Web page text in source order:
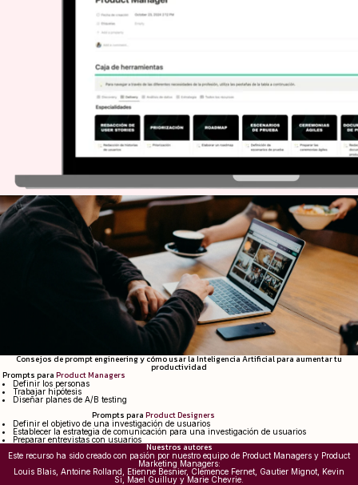
Consejos de prompt engineering y cómo usar la Inteligencia Artificial para aumentar tu
productividad
Prompts para Product Managers
Definir los personas
Trabajar hipótesis
Diseñar planes de A/B testing
Prompts para Product Designers
Definir el objetivo de una investigación de usuarios
Establecer la estrategia de comunicación para una investigación de usuarios
Preparar entrevistas con usuarios
Nuestros autores
Este recurso ha sido creado con pasión por nuestro equipo de Product Managers y Product
Marketing Managers:
Louis Blais, Antoine Rolland, Etienne Besnier, Clémence Fernet, Gautier Mignot, Kevin
Si, Mael Guilluy y Marie Chevrie.